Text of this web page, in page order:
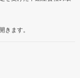
ます。